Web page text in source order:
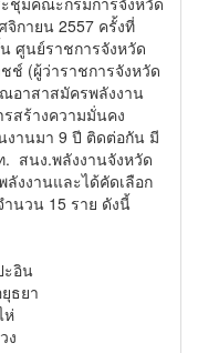
กายน 2557 ครั้งที่
ศูนย์ราชการจังหวัด
ช์ (ผู้ว่าราชการจังหวัด
อาสาสมัครพลังงาน
สร้างความมั่นคง
งานมา 9 ปี ติดต่อกัน มี
. สนง.พลังงานจังหวัด
งงานและได้คัดเลือก
นวน 15 ราย ดังนี้
ะอิน
ธยา
ห่
ง